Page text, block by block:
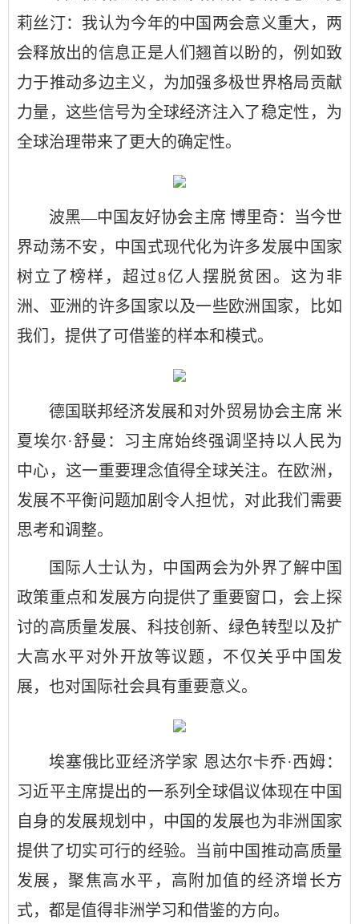
莉丝汀：我认为今年的中国两会意义重大，两
会释放出的信息正是人们翘首以盼的，例如致
力于推动多边主义，为加强多极世界格局贡献
力量，这些信号为全球经济注入了稳定性，为
全球治理带来了更大的确定性。
波黑—中国友好协会主席 博里奇：当今世
界动荡不安，中国式现代化为许多发展中国家
树立了榜样，超过8亿人摆脱贫困。这为非
洲、亚洲的许多国家以及一些欧洲国家，比如
我们，提供了可借鉴的样本和模式。
德国联邦经济发展和对外贸易协会主席 米
夏埃尔·舒曼：习主席始终强调坚持以人民为
中心，这一重要理念值得全球关注。在欧洲，
发展不平衡问题加剧令人担忧，对此我们需要
思考和调整。
国际人士认为，中国两会为外界了解中国
政策重点和发展方向提供了重要窗口，会上探
讨的高质量发展、科技创新、绿色转型以及扩
大高水平对外开放等议题，不仅关乎中国发
展，也对国际社会具有重要意义。
埃塞俄比亚经济学家 恩达尔卡乔·西姆：
习近平主席提出的一系列全球倡议体现在中国
自身的发展规划中，中国的发展也为非洲国家
提供了切实可行的经验。当前中国推动高质量
发展，聚焦高水平，高附加值的经济增长方
式，都是值得非洲学习和借鉴的方向。